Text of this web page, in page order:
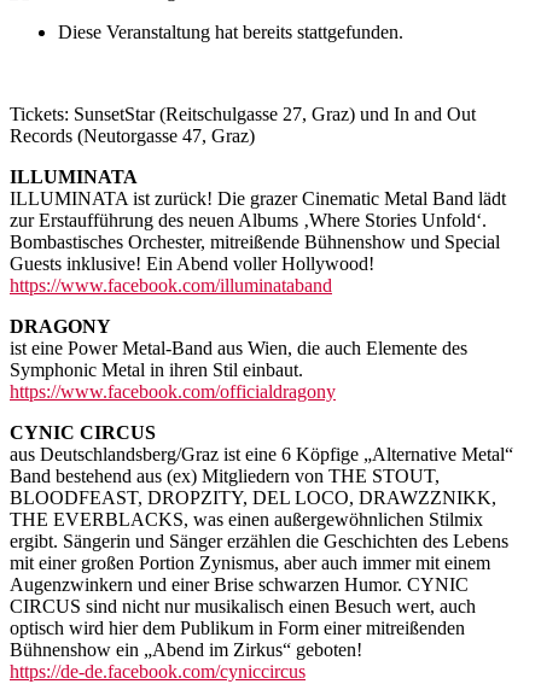
Diese Veranstaltung hat bereits stattgefunden.
Tickets: SunsetStar (Reitschulgasse 27, Graz) und In and Out
Records (Neutorgasse 47, Graz)
ILLUMINATA
ILLUMINATA ist zurück! Die grazer Cinematic Metal Band lädt
zur Erstaufführung des neuen Albums ‚Where Stories Unfold‘.
Bombastisches Orchester, mitreißende Bühnenshow und Special
Guests inklusive! Ein Abend voller Hollywood!
https://www.facebook.com/illuminataband
DRAGONY
ist eine Power Metal-Band aus Wien, die auch Elemente des
Symphonic Metal in ihren Stil einbaut.
https://www.facebook.com/officialdragony
CYNIC CIRCUS
aus Deutschlandsberg/Graz ist eine 6 Köpfige „Alternative Metal“
Band bestehend aus (ex) Mitgliedern von THE STOUT,
BLOODFEAST, DROPZITY, DEL LOCO, DRAWZZNIKK,
THE EVERBLACKS, was einen außergewöhnlichen Stilmix
ergibt. Sängerin und Sänger erzählen die Geschichten des Lebens
mit einer großen Portion Zynismus, aber auch immer mit einem
Augenzwinkern und einer Brise schwarzen Humor. CYNIC
CIRCUS sind nicht nur musikalisch einen Besuch wert, auch
optisch wird hier dem Publikum in Form einer mitreißenden
Bühnenshow ein „Abend im Zirkus“ geboten!
https://de-de.facebook.com/cyniccircus